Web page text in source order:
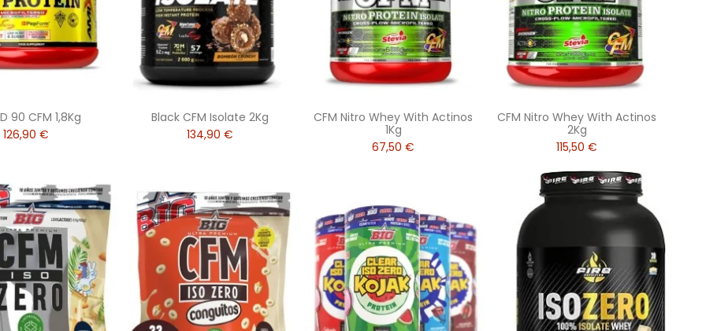
90 CFM 1,8Kg
126,90 €
Black CFM Isolate 2Kg
134,90 €
CFM Nitro Whey With Actinos
1Kg
67,50 €
CFM Nitro Whey With Actinos
2Kg
115,50 €